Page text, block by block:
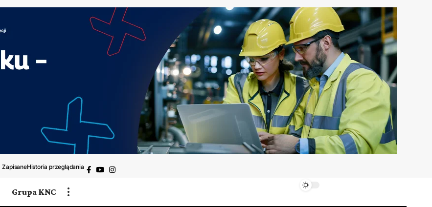
ZapisaneHistoria przeglądania
Grupa KNC